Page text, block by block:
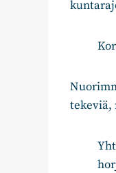
tekeviä,